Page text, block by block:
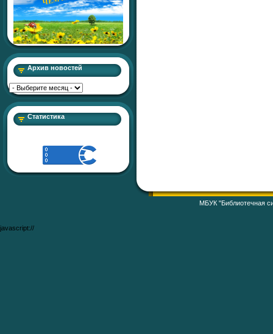
Архив новостей
Статистика
МБУК "Библиотечная
javascript://